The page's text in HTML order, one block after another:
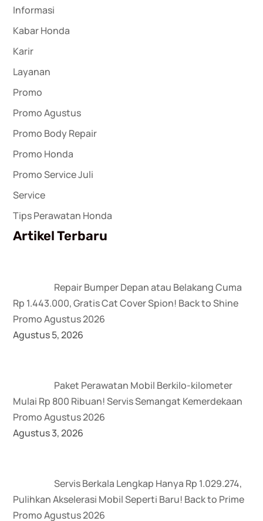
Informasi
Kabar Honda
Karir
Layanan
Promo
Promo Agustus
Promo Body Repair
Promo Honda
Promo Service Juli
Service
Tips Perawatan Honda
Artikel Terbaru
Repair Bumper Depan atau Belakang Cuma
Rp 1.443.000, Gratis Cat Cover Spion! Back to Shine
Promo Agustus 2026
Agustus 5, 2026
Paket Perawatan Mobil Berkilo-kilometer
Mulai Rp 800 Ribuan! Servis Semangat Kemerdekaan
Promo Agustus 2026
Agustus 3, 2026
Servis Berkala Lengkap Hanya Rp 1.029.274,
Pulihkan Akselerasi Mobil Seperti Baru! Back to Prime
Promo Agustus 2026